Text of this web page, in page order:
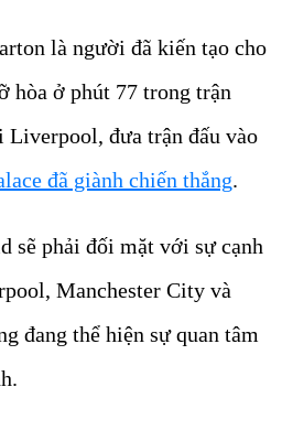
là người đã kiến tạo cho
hòa ở phút 77 trong trận
đưa trận đấu vào
đã giành chiến thắng.
sẽ phải đối mặt với sự cạnh
Manchester City và
đang thể hiện sự quan tâm